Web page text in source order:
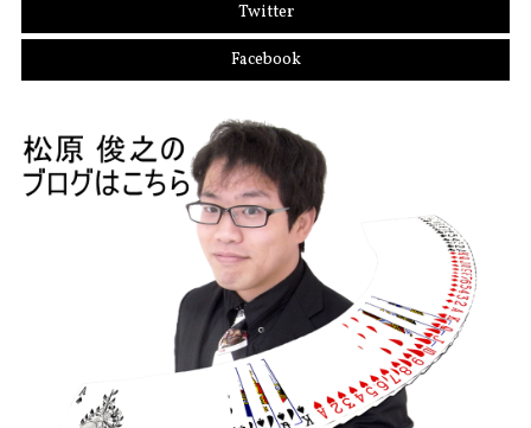
Twitter
Facebook